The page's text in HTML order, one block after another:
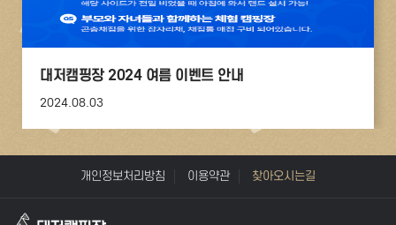
대저캠핑장 2024 여름 이벤트 안내
2024.08.03
개인정보처리방침 이용약관 찾아오시는길